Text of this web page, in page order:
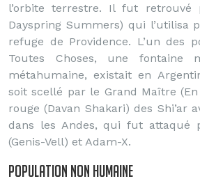
l’orbite terrestre. Il fut retrouvé
Dayspring Summers) qui l’utilisa
refuge de Providence. L’un des
Toutes Choses, une fontaine
métahumaine, existait en
soit scellé par le Grand Maître
rouge (Davan Shakari) des Shi’ar
dans les Andes, qui fut attaqué
(Genis-Vell) et Adam-X.
Population non humaine